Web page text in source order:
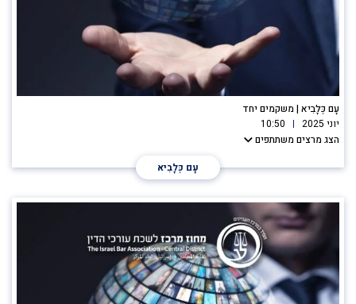
עָם כְּלָבִיא | משקמים יחד
יוני 2025
10:50
הצג מרצים משתתפים
עָם כְּלָבִיא